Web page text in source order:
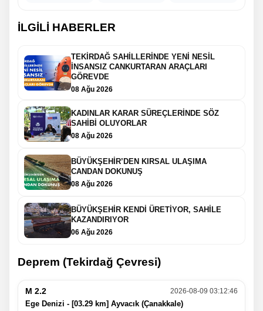
İLGİLİ HABERLER
TEKİRDAĞ SAHİLLERİNDE YENİ NESİL
İNSANSIZ CANKURTARAN ARAÇLARI
GÖREVDE
08 Ağu 2026
KADINLAR KARAR SÜREÇLERİNDE SÖZ
SAHİBİ OLUYORLAR
08 Ağu 2026
BÜYÜKŞEHİR’DEN KIRSAL ULAŞIMA
CANDAN DOKUNUŞ
08 Ağu 2026
BÜYÜKŞEHİR KENDİ ÜRETİYOR, SAHİLE
KAZANDIRIYOR
06 Ağu 2026
Deprem (Tekirdağ Çevresi)
M 2.2 2026-08-09 03:12:46
Ege Denizi - [03.29 km] Ayvacık (Çanakkale)